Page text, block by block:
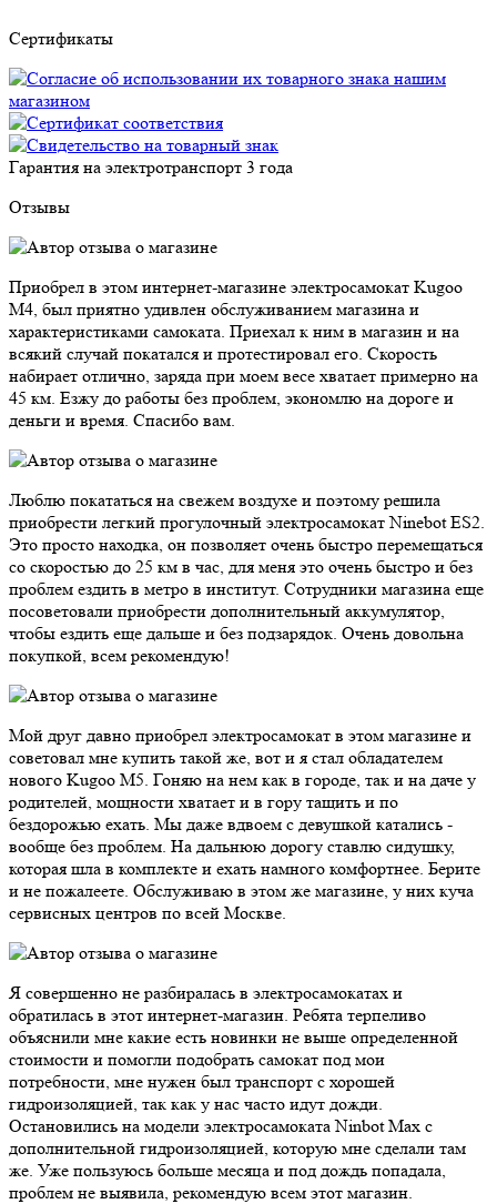
Сертификаты
Гарантия на электротранспорт 3 года
Отзывы
Приобрел в этом интернет-магазине электросамокат Kugoo
M4, был приятно удивлен обслуживанием магазина и
характеристиками самоката. Приехал к ним в магазин и на
всякий случай покатался и протестировал его. Скорость
набирает отлично, заряда при моем весе хватает примерно на
45 км. Езжу до работы без проблем, экономлю на дороге и
деньги и время. Спасибо вам.
Люблю покататься на свежем воздухе и поэтому решила
приобрести легкий прогулочный электросамокат Ninebot ES2.
Это просто находка, он позволяет очень быстро перемещаться
со скоростью до 25 км в час, для меня это очень быстро и без
проблем ездить в метро в институт. Сотрудники магазина еще
посоветовали приобрести дополнительный аккумулятор,
чтобы ездить еще дальше и без подзарядок. Очень довольна
покупкой, всем рекомендую!
Мой друг давно приобрел электросамокат в этом магазине и
советовал мне купить такой же, вот и я стал обладателем
нового Kugoo M5. Гоняю на нем как в городе, так и на даче у
родителей, мощности хватает и в гору тащить и по
бездорожью ехать. Мы даже вдвоем с девушкой катались -
вообще без проблем. На дальнюю дорогу ставлю сидушку,
которая шла в комплекте и ехать намного комфортнее. Берите
и не пожалеете. Обслуживаю в этом же магазине, у них куча
сервисных центров по всей Москве.
Я совершенно не разбиралась в электросамокатах и
обратилась в этот интернет-магазин. Ребята терпеливо
объяснили мне какие есть новинки не выше определенной
стоимости и помогли подобрать самокат под мои
потребности, мне нужен был транспорт с хорошей
гидроизоляцией, так как у нас часто идут дожди.
Остановились на модели электросамоката Ninbot Max с
дополнительной гидроизоляцией, которую мне сделали там
же. Уже пользуюсь больше месяца и под дождь попадала,
проблем не выявила, рекомендую всем этот магазин.